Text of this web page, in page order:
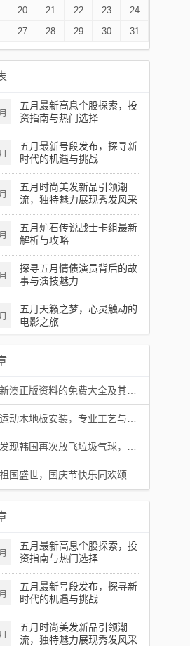
20 21 22 23
24
27 28 29 30 31
五月最新高息个股探索，投
资指南与热门选择
五月最新号段发布，探寻新
时代的机遇与挑战
五月时尚美发新品引领潮
流，独特魅力展现秀发风采
五月炉石传说战士卡组最新
解析与攻略
探寻五月情债演员背后的故
事与演技魅力
五月天籁之梦，心灵触动的
电影之旅
正版资料的免费大全及其背后的风险与挑战解析
评论：0 条
木地板安装，专业工艺与卓越品质的完美结合
评论：0 条
国再次放飞垃圾气球，微妙关系下的环保新观察
评论：0 条
国盛世，国庆节快乐同欢颂
五月最新高息个股探索，投
资指南与热门选择
五月最新号段发布，探寻新
时代的机遇与挑战
五月时尚美发新品引领潮
流，独特魅力展现秀发风采